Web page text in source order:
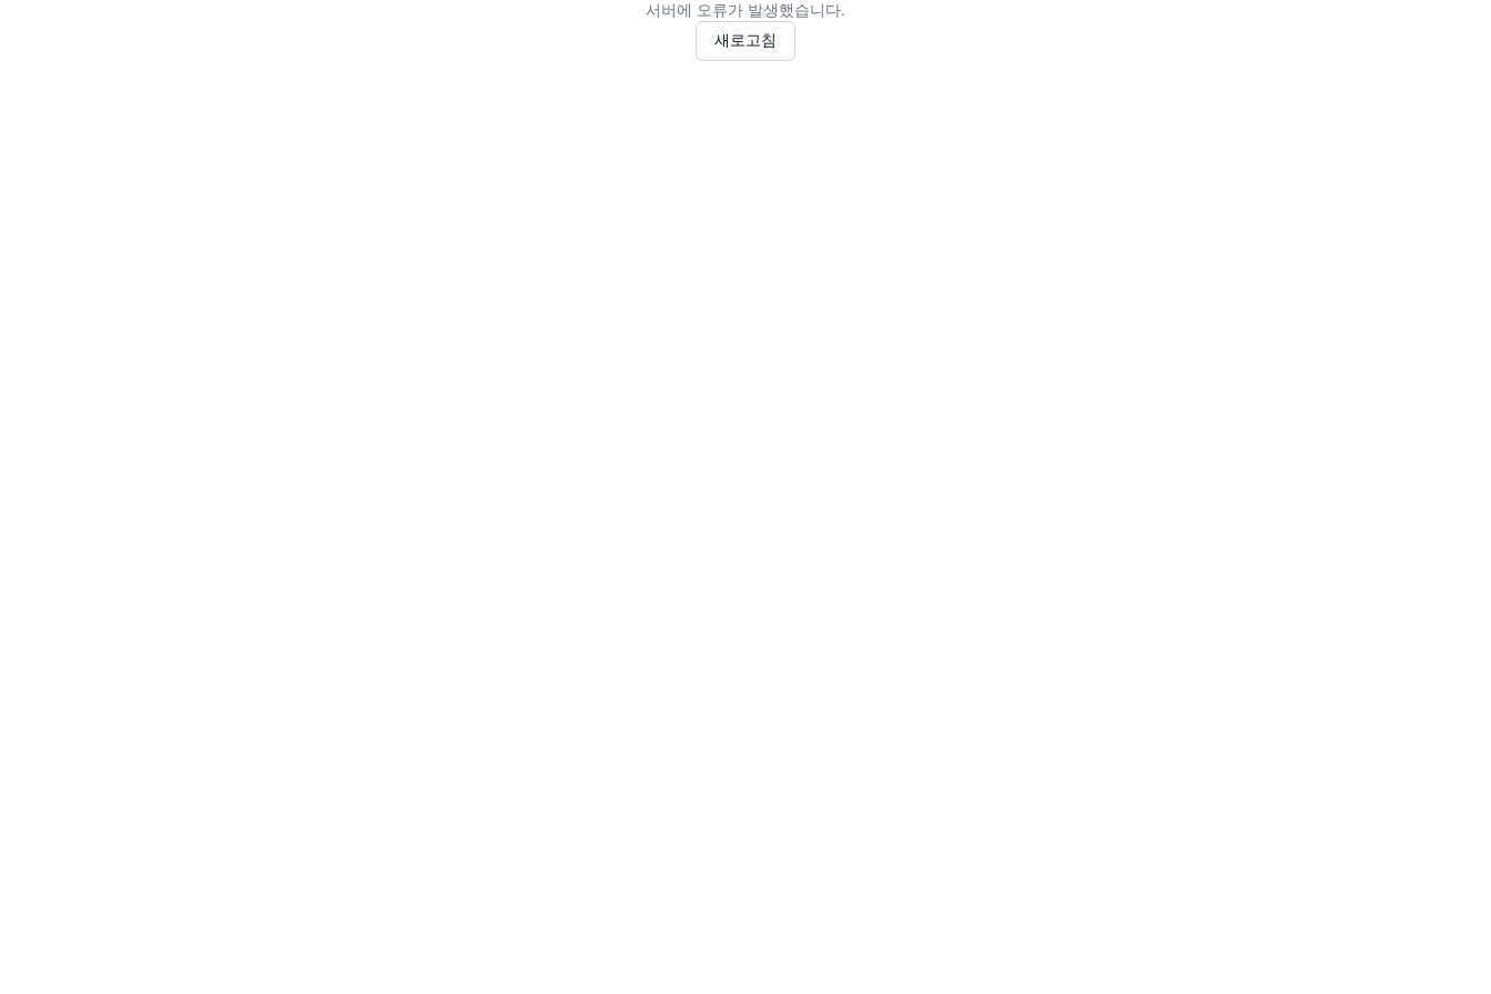
서버에 오류가 발생했습니다.
새로고침